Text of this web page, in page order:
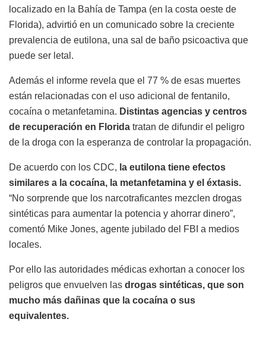
localizado en la Bahía de Tampa (en la costa oeste de
Florida), advirtió en un comunicado sobre la creciente
prevalencia de eutilona, una sal de baño psicoactiva que
puede ser letal.
Además el informe revela que el 77 % de esas muertes
están relacionadas con el uso adicional de fentanilo,
cocaína o metanfetamina. Distintas agencias y centros
de recuperación en Florida tratan de difundir el peligro
de la droga con la esperanza de controlar la propagación.
De acuerdo con los CDC, la eutilona tiene efectos
similares a la cocaína, la metanfetamina y el éxtasis.
“No sorprende que los narcotraficantes mezclen drogas
sintéticas para aumentar la potencia y ahorrar dinero”,
comentó Mike Jones, agente jubilado del FBI a medios
locales.
Por ello las autoridades médicas exhortan a conocer los
peligros que envuelven las drogas sintéticas, que son
mucho más dañinas que la cocaína o sus
equivalentes.